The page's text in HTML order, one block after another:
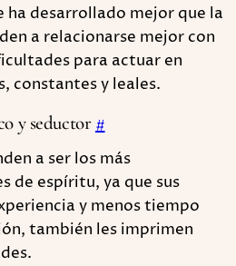
ha desarrollado mejor que la
a relacionarse mejor con
para actuar en
constantes y leales.
y seductor #
a ser los más
de espíritu, ya que sus
y menos tiempo
también les imprimen